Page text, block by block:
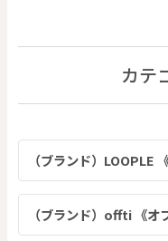
カテ
（ブランド）LOOPLE
（ブランド）offti 《オ